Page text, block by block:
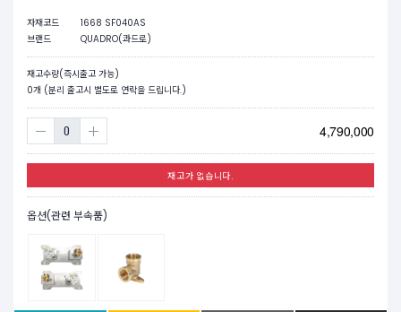
자재코드
1668 SF040AS
브랜드
QUADRO(콰드로)
재고수량(즉시출고 가능)
0개 (분리 출고시 별도로 연락을 드립니다.)
4,790,000
재고가 없습니다.
옵션(관련 부속품)